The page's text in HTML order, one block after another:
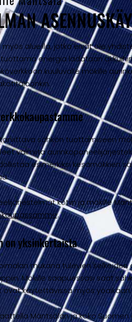
alueilla, jotka eivät ole
energia ladataan
kuuluvalle mökille
sähkön tuottamiseen
valmiita
esimerkiksi kesämökkien
kotiin ja mökille
.
on yksinkertaista
mukana tulevien
Mökille saapuessasi saat
ovat käytettävissä myös yöaikaan.
Mäntsälän ja koko